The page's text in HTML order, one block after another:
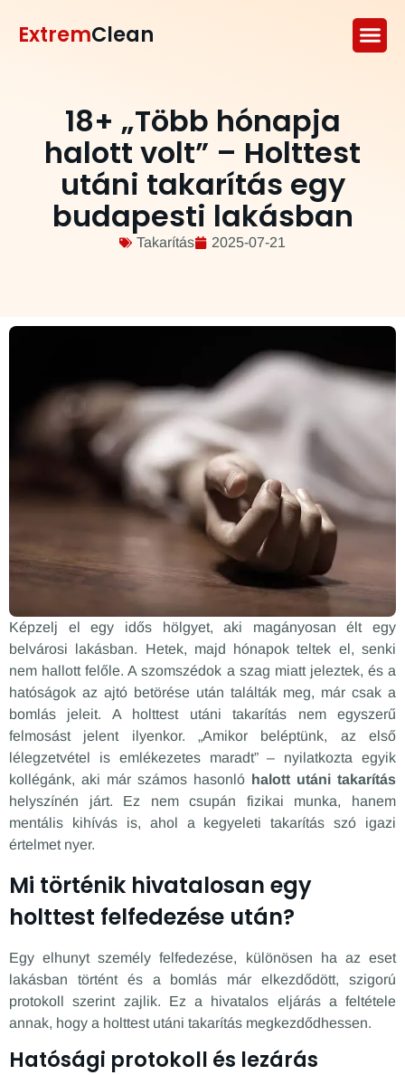
ExtremClean
18+ „Több hónapja
halott volt” – Holttest
utáni takarítás egy
budapesti lakásban
Takarítás 2025-07-21
Képzelj el egy idős hölgyet, aki magányosan élt egy
belvárosi lakásban. Hetek, majd hónapok teltek el, senki
nem hallott felőle. A szomszédok a szag miatt jeleztek, és a
hatóságok az ajtó betörése után találták meg, már csak a
bomlás jeleit. A holttest utáni takarítás nem egyszerű
felmosást jelent ilyenkor. „Amikor beléptünk, az első
lélegzetvétel is emlékezetes maradt” – nyilatkozta egyik
kollégánk, aki már számos hasonló halott utáni takarítás
helyszínén járt. Ez nem csupán fizikai munka, hanem
mentális kihívás is, ahol a kegyeleti takarítás szó igazi
értelmet nyer.
Mi történik hivatalosan egy
holttest felfedezése után?
Egy elhunyt személy felfedezése, különösen ha az eset
lakásban történt és a bomlás már elkezdődött, szigorú
protokoll szerint zajlik. Ez a hivatalos eljárás a feltétele
annak, hogy a holttest utáni takarítás megkezdődhessen.
Hatósági protokoll és lezárás